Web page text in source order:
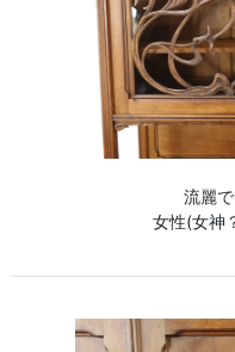
流麗
女性(女神